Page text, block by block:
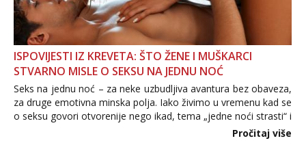
ISPOVIJESTI IZ KREVETA: ŠTO ŽENE I MUŠKARCI
STVARNO MISLE O SEKSU NA JEDNU NOĆ
Seks na jednu noć – za neke uzbudljiva avantura bez obaveza,
za druge emotivna minska polja. Iako živimo u vremenu kad se
o seksu govori otvorenije nego ikad, tema „jedne noći strasti“ i
dalje izaziva burne rasprave. Što zapravo misle žene, a što
Pročitaj više